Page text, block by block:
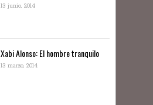
13 junio, 2014
Xabi Alonso: El hombre tranquilo
13 marzo, 2014